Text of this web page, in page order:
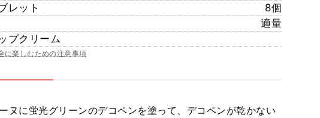
レット
8個
適量
プクリーム
に楽しむための注意事項
に蛍光グリーンのデコペンを塗って、デコペンが乾かない